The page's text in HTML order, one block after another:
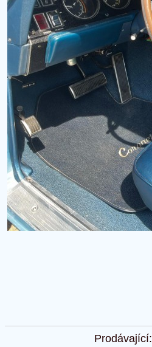
Prodávající: